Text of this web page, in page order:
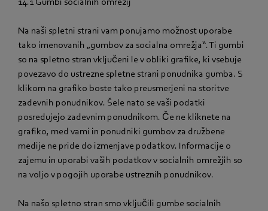
Na naši spletni strani vam ponujamo možnost uporabe
tako imenovanih „gumbov za socialna omrežja“. Ti gumbi
so na spletno stran vključeni le v obliki grafike, ki vsebuje
povezavo do ustrezne spletne strani ponudnika gumba. S
klikom na grafiko boste tako preusmerjeni na storitve
zadevnih ponudnikov. Šele nato se vaši podatki
posredujejo zadevnim ponudnikom. Če ne kliknete na
grafiko, med vami in ponudniki gumbov za družbene
medije ne pride do izmenjave podatkov. Informacije o
zajemu in uporabi vaših podatkov v socialnih omrežjih so
na voljo v pogojih uporabe ustreznih ponudnikov.
Na našo spletno stran smo vključili gumbe socialnih